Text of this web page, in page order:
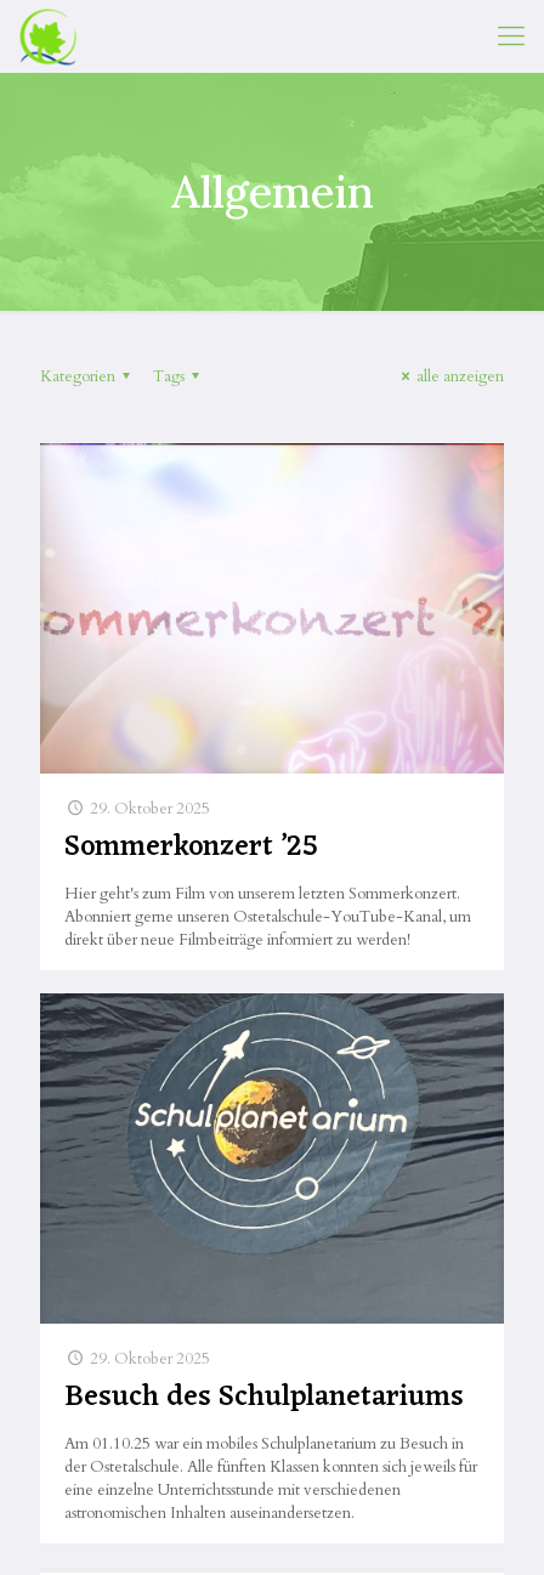
Allgemein
Kategorien Tags alle anzeigen
29. Oktober 2025
Sommerkonzert ’25
Hier geht's zum Film von unserem letzten Sommerkonzert.
Abonniert gerne unseren Ostetalschule-YouTube-Kanal, um
direkt über neue Filmbeiträge informiert zu werden!
29. Oktober 2025
Besuch des Schulplanetariums
Am 01.10.25 war ein mobiles Schulplanetarium zu Besuch in
der Ostetalschule. Alle fünften Klassen konnten sich jeweils für
eine einzelne Unterrichtsstunde mit verschiedenen
astronomischen Inhalten auseinandersetzen.